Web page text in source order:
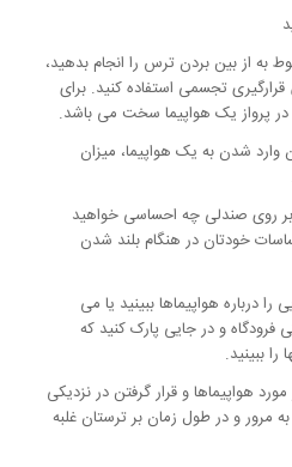
به از بین بردن ترس را انجام بدهید،
تجسمی استفاده کنید. برای
پرواز یک هواپیما سخت می باشد.
شدن به یک هواپیما، میزان
روی صندلی چه احساسی خواهید
خودتان در هنگام بلند شدن
درباره هواپیماها ببینید یا می
فرودگاه و در جایی پارک کنید که
را ببینید.
هواپیماها و قرار گرفتن در نزدیکی
مرور و در طول زمان بر ترستان غلبه